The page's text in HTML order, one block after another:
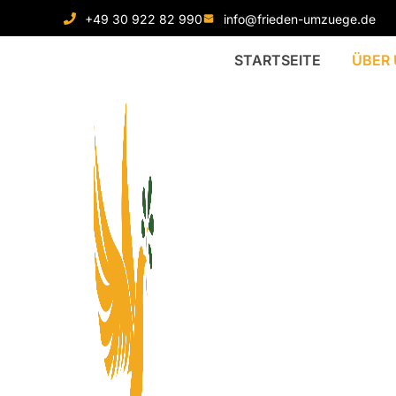
+49 30 922 82 990 info@frieden-umzuege.de
STARTSEITE ÜBER